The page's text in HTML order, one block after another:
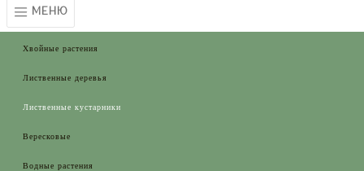
МЕНЮ
Хвойные растения
Лиственные деревья
Лиственные кустарники
Вересковые
Водные растения